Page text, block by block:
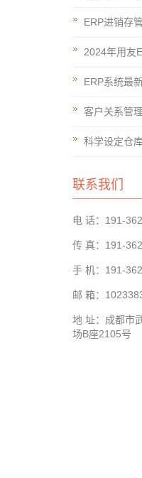
联系我们
电 话：191-
传 真：191-
手 机：191-
邮 箱：
地 址：成都市
场B座2105号